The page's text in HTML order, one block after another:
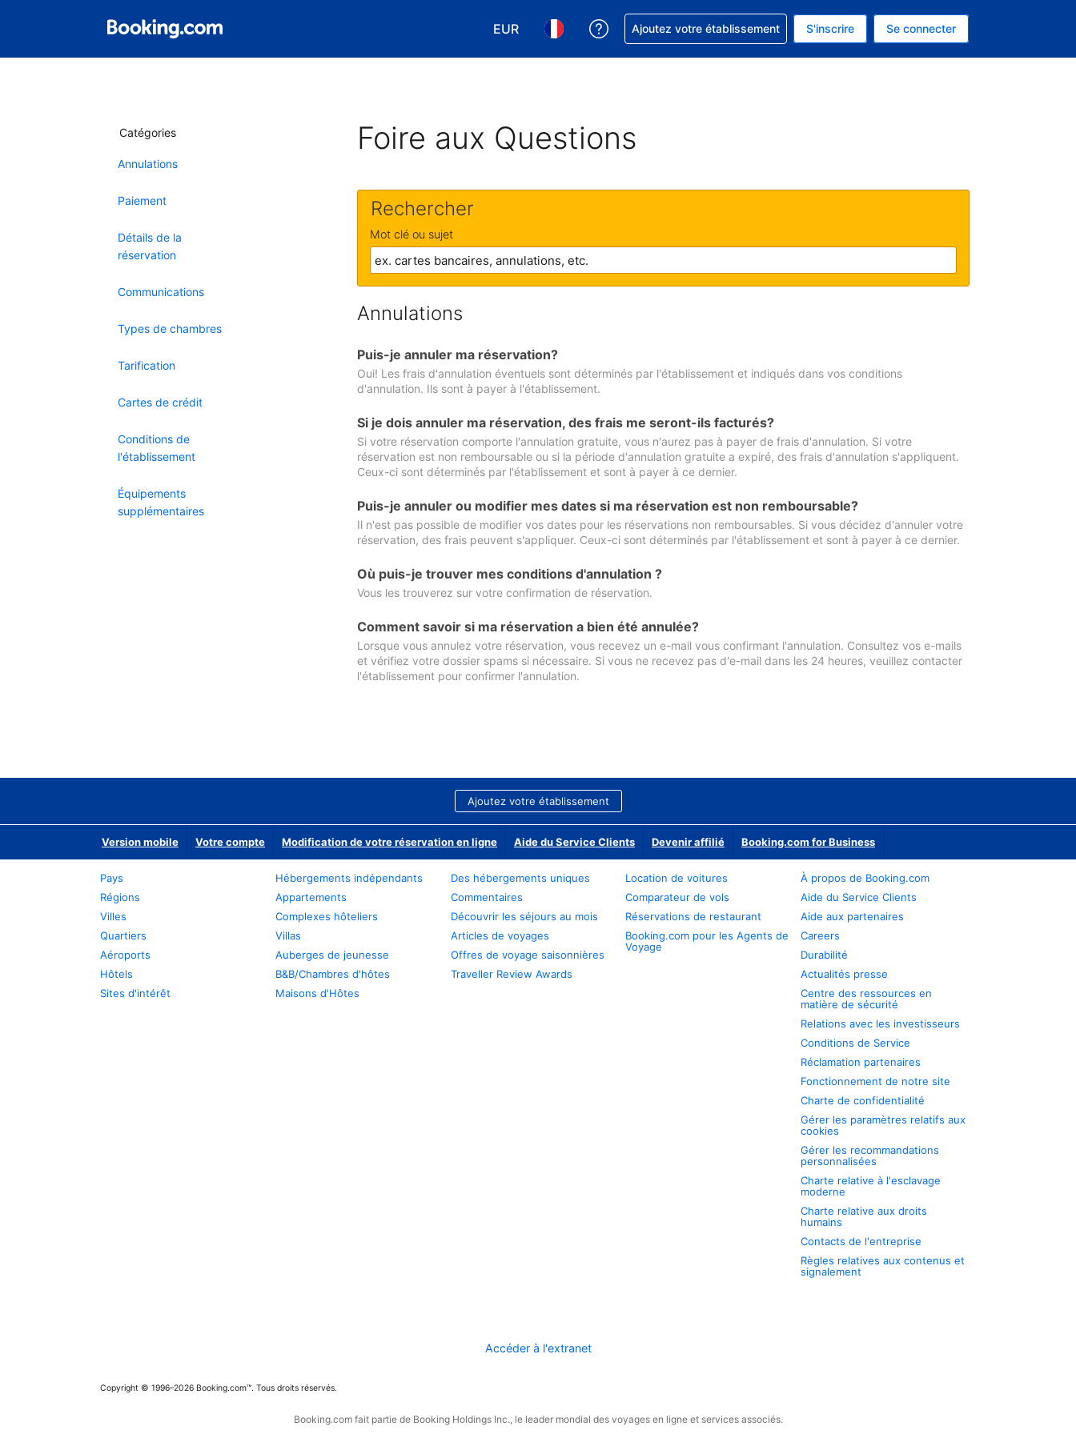
EUR
Choisissez votre devise. Votre devise actuelle est celle-ci : EUR.
Choisissez votre langue. Votre langue actuelle est celle-ci : Français.
Obtenez de l'aide concernant votre réservation
Ajoutez votre établissement S'inscrire Se connecter
Catégories
Annulations
Paiement
Détails de la
réservation
Communications
Types de chambres
Tarification
Cartes de crédit
Conditions de
l'établissement
Équipements
supplémentaires
Foire aux Questions
Rechercher
Mot clé ou sujet
Annulations
Puis-je annuler ma réservation?
Oui! Les frais d'annulation éventuels sont déterminés par l'établissement et indiqués dans vos conditions
d'annulation. Ils sont à payer à l'établissement.
Si je dois annuler ma réservation, des frais me seront-ils facturés?
Si votre réservation comporte l'annulation gratuite, vous n'aurez pas à payer de frais d'annulation. Si votre
réservation est non remboursable ou si la période d'annulation gratuite a expiré, des frais d'annulation s'appliquent.
Ceux-ci sont déterminés par l'établissement et sont à payer à ce dernier.
Puis-je annuler ou modifier mes dates si ma réservation est non remboursable?
Il n'est pas possible de modifier vos dates pour les réservations non remboursables. Si vous décidez d'annuler votre
réservation, des frais peuvent s'appliquer. Ceux-ci sont déterminés par l'établissement et sont à payer à ce dernier.
Où puis-je trouver mes conditions d'annulation ?
Vous les trouverez sur votre confirmation de réservation.
Comment savoir si ma réservation a bien été annulée?
Lorsque vous annulez votre réservation, vous recevez un e-mail vous confirmant l'annulation. Consultez vos e-mails
et vérifiez votre dossier spams si nécessaire. Si vous ne recevez pas d'e-mail dans les 24 heures, veuillez contacter
l'établissement pour confirmer l'annulation.
Ajoutez votre établissement
Version mobile Votre compte Modification de votre réservation en ligne Aide du Service Clients Devenir affilié Booking.com for Business
Pays
Régions
Villes
Quartiers
Aéroports
Hôtels
Sites d'intérêt
Hébergements indépendants
Appartements
Complexes hôteliers
Villas
Auberges de jeunesse
B&B/Chambres d'hôtes
Maisons d'Hôtes
Des hébergements uniques
Commentaires
Découvrir les séjours au mois
Articles de voyages
Offres de voyage saisonnières
Traveller Review Awards
Location de voitures
Comparateur de vols
Réservations de restaurant
Booking.com pour les Agents de
Voyage
À propos de Booking.com
Aide du Service Clients
Aide aux partenaires
Careers
Durabilité
Actualités presse
Centre des ressources en
matière de sécurité
Relations avec les investisseurs
Conditions de Service
Réclamation partenaires
Fonctionnement de notre site
Charte de confidentialité
Gérer les paramètres relatifs aux
cookies
Gérer les recommandations
personnalisées
Charte relative à l'esclavage
moderne
Charte relative aux droits
humains
Contacts de l'entreprise
Règles relatives aux contenus et
signalement
Accéder à l'extranet
Copyright © 1996–2026 Booking.com™. Tous droits réservés.
Booking.com fait partie de Booking Holdings Inc., le leader mondial des voyages en ligne et services associés.